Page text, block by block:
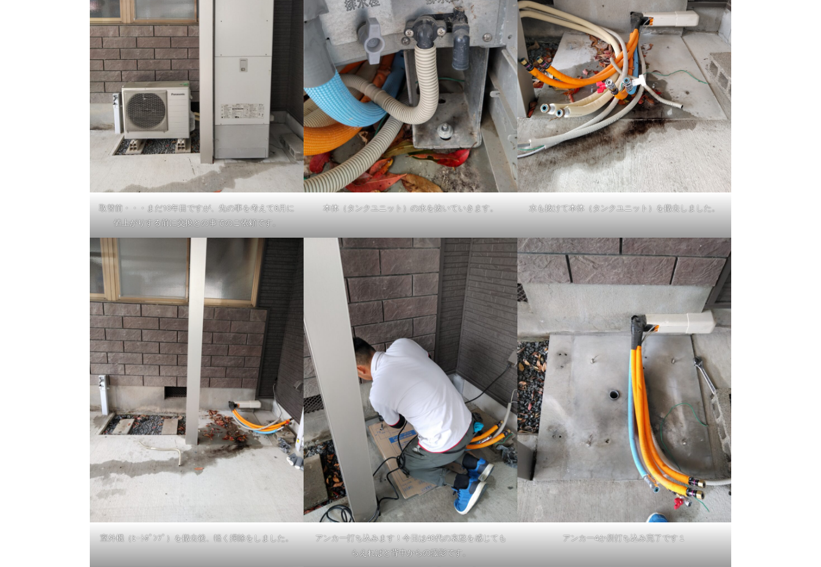
取替前・・・まだ10年目ですが、先の事を考えて6月に
値上がりする前に交換との事でのご依頼です。
本体（タンクユニット）の水を抜いていきます。 水も抜けて本体（タンクユニット）を撤去しました。
室外機（ﾋｰﾄﾎﾟﾝﾌﾟ）を撤去後、軽く掃除をしました。
アンカー打ち込みます！今日は40代の哀愁を感じても
らえればと背中からの撮影です。
アンカー4か所打ち込み完了です１